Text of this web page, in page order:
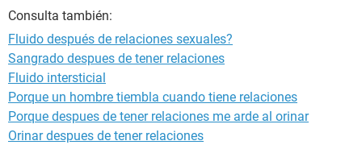
Consulta también:
Fluido después de relaciones sexuales?
Sangrado despues de tener relaciones
Fluido intersticial
Porque un hombre tiembla cuando tiene relaciones
Porque despues de tener relaciones me arde al orinar
Orinar despues de tener relaciones